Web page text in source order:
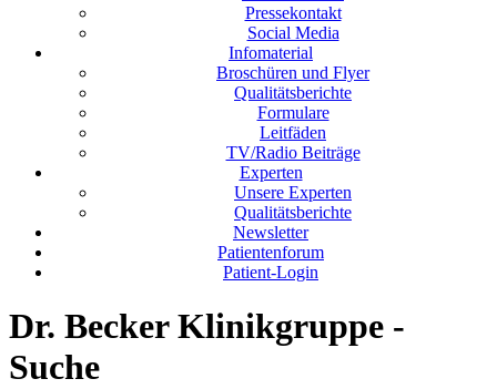
Pressekontakt
Social Media
Infomaterial
Broschüren und Flyer
Qualitätsberichte
Formulare
Leitfäden
TV/Radio Beiträge
Experten
Unsere Experten
Qualitätsberichte
Newsletter
Patientenforum
Patient-Login
Dr. Becker Klinikgruppe -
Suche